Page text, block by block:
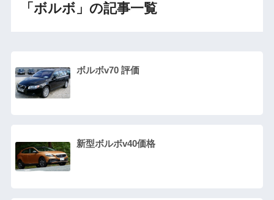
「ボルボ」の記事一覧
ボルボv70 評価
新型ボルボv40価格